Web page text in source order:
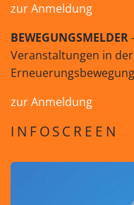
zur Anmeldung
BEWEGUNGSMELDER
Veranstaltungen in
zur Anmeldung
INFOSCREEN